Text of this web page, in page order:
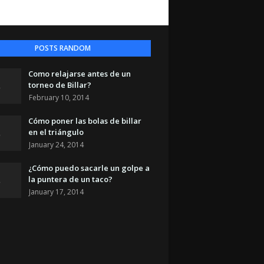
POSTS RANDOM
Como relajarse antes de un
torneo de Billar?
February 10, 2014
Cómo poner las bolas de billar
en el triángulo
January 24, 2014
¿Cómo puedo sacarle un golpe a
la puntera de un taco?
January 17, 2014